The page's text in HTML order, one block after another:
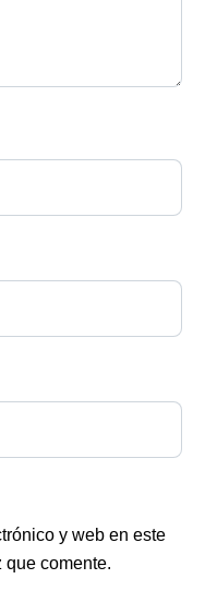
y web en este
que comente.